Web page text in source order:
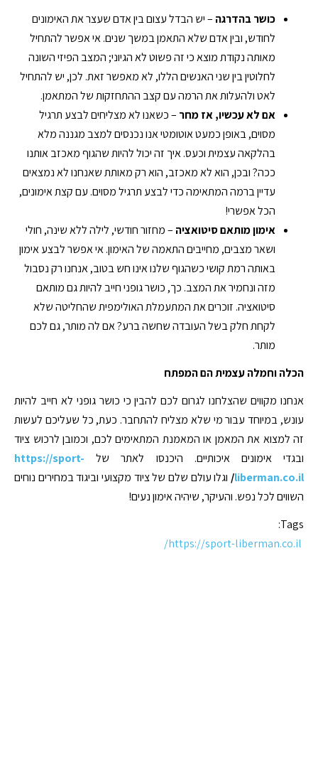
כושר בהדרגה – יש הבדל עצום בין אדם שעצר את האימונים
לחודש, ובין אדם שלא התאמן במשך שנים. אי אפשר להתחיל
מאותה נקודת מוצא כי זה פשוט לא הגיוני; המצב הפיזי השונה
לחלוטין בין שני האנשים הללו, לא מאפשר זאת. לכן, יש להתחיל
לאט ולהעלות את הרמה עם קצב ההתחזקות של המתאמן.
אם לא עכשיו, אז מחר – כשאנו לא מצליחים לבצע תרגיל
מסוים, באופן כמעט אוטומטי אנו נכנסים למצב מגננה מלא
בהלקאה עצמית וכעס. איך זה יכול להיות שהגוף מאכזב אותנו
ככה? ובכן, הוא לא מאכזב, הוא רק מאותת שאנחנו לא נמצאים
עדיין ברמה המתאימה כדי לבצע תרגיל מסוים. עם קצת אימונים,
הכל אפשרי!
אימון מותאם סיטואציה – מחזור חודשי, לילה ללא שינה, חולי
ושאר מצבים, מחייבים התאמה של האימון. אי אפשר לבצע אימון
באותה רמת קושי כשהגוף שלנו אינו חש בטוב, אנחנו רק נסבול
מזה ונחמיר את המצב. כך, כושר גופני חייב להיות גם מותאם
סיטואציה. זוכרים את המתעמלת האולימפית שהחליטה שלא
לקחת חלק בשל העובדה שחשה ברע? אם לה מותר, גם לכם
מותר.
הכלה וחמלה עצמית הם המפתח
אנחנו מקווים שהצלחנו לגרום לכם להבין כי כושר גופני לא חייב להיות
עונש, במיוחד עבור מי שלא מצליח להתחבר. כעת, כל שעליכם לעשות
זה למצוא את המאמן או המאמנת המתאימים לכם, וכמובן לרכוש ציוד
ובגדי אימונים איכותיים. היכנסו לאתר של
https://sport-
liberman.co.il
/ וגלו עולם שלם של ציוד מקצועי וביגוד במחירים נוחים
השווים לכל נפש. והעיקר, שיהיה אימון נעים!
Tags:
https://sport-liberman.co.il/